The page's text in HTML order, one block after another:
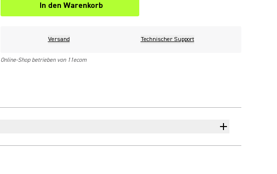
In den Warenkorb
Versand Technischer Support
Online-Shop betrieben von 11ecom